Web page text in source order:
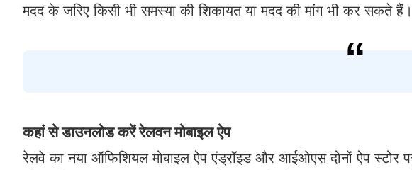
मदद के जरिए किसी भी समस्या की शिकायत या मदद की मांग भी कर सकते हैं।
कहां से डाउनलोड करें रेलवन मोबाइल ऐप
रेलवे का नया ऑफिशियल मोबाइल ऐप एंड्रॉइड और आईओएस दोनों ऐप